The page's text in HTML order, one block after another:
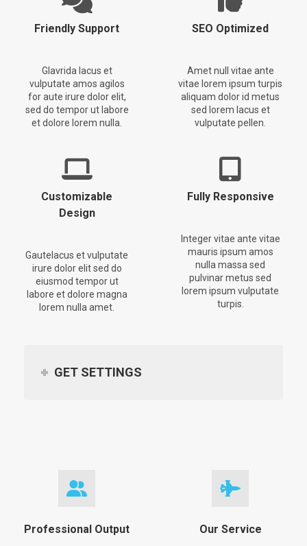
Friendly Support
Glavrida lacus et
vulputate amos agilos
for aute irure dolor elit,
sed do tempor ut labore
et dolore lorem nulla.
SEO Optimized
Amet null vitae ante
vitae lorem ipsum turpis
aliquam dolor id metus
sed lorem lacus et
vulputate pellen.
Customizable
Design
Gautelacus et vulputate
irure dolor elit sed do
eiusmod tempor ut
labore et dolore magna
lorem nulla amet.
Fully Responsive
Integer vitae ante vitae
mauris ipsum amos
nulla massa sed
pulvinar metus sed
lorem ipsum vulputate
turpis.
GET SETTINGS
Professional Output Our Service